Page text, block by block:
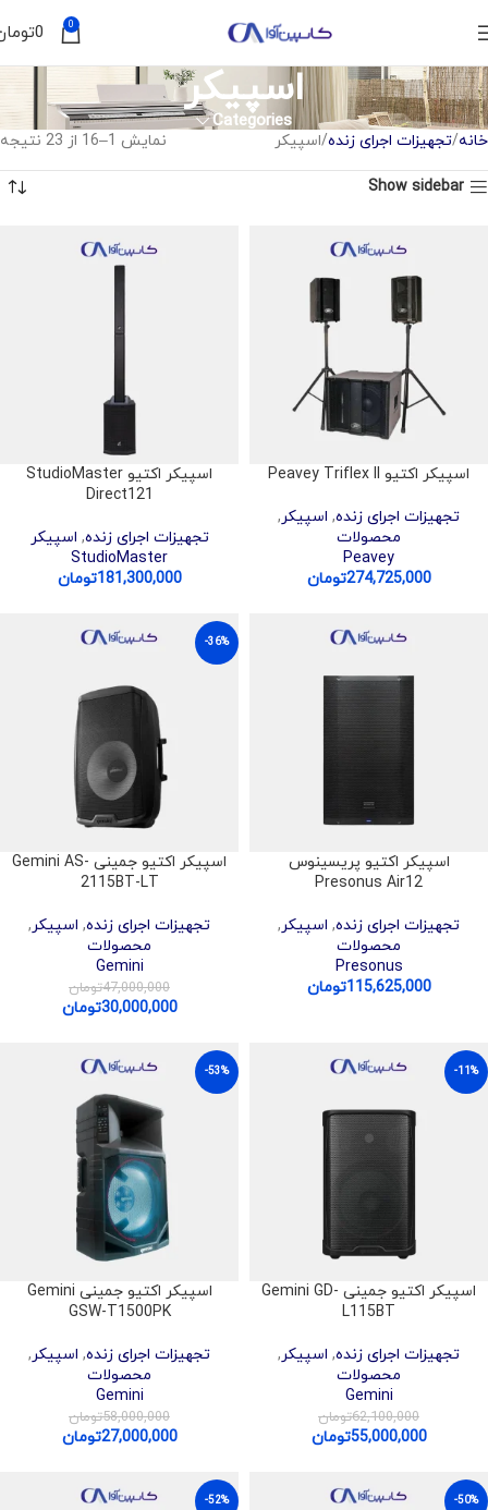
0
0
اسپیکر
Categories
خانه تجهیزات اجرای زنده اسپیکر نمایش 1–16 از 23 نتیجه
Show sidebar
اسپیکر اکتیو Peavey Triflex II
تجهیزات اجرای زنده, اسپیکر,
محصولات
Peavey
274,725,000تومان
اسپیکر اکتیو StudioMaster
Direct121
تجهیزات اجرای زنده, اسپیکر
StudioMaster
181,300,000تومان
اسپیکر اکتیو پریسینوس
Presonus Air12
تجهیزات اجرای زنده, اسپیکر,
محصولات
Presonus
115,625,000تومان
-36%
اسپیکر اکتیو جمینی Gemini AS-
2115BT-LT
تجهیزات اجرای زنده, اسپیکر,
محصولات
Gemini
47,000,000تومان
30,000,000تومان
-11%
اسپیکر اکتیو جمینی Gemini GD-
L115BT
تجهیزات اجرای زنده, اسپیکر,
محصولات
Gemini
62,100,000تومان
55,000,000تومان
-53%
اسپیکر اکتیو جمینی Gemini
GSW-T1500PK
تجهیزات اجرای زنده, اسپیکر,
محصولات
Gemini
58,000,000تومان
27,000,000تومان
-50%
-52%